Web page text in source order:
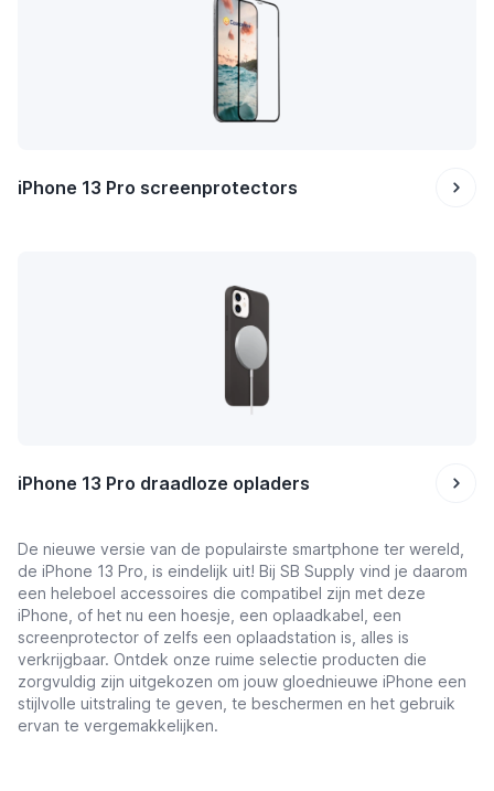
iPhone 13 Pro screenprotectors
iPhone 13 Pro draadloze opladers
De nieuwe versie van de populairste smartphone ter wereld,
de iPhone 13 Pro, is eindelijk uit! Bij SB Supply vind je daarom
een heleboel accessoires die compatibel zijn met deze
iPhone, of het nu een hoesje, een oplaadkabel, een
screenprotector of zelfs een oplaadstation is, alles is
verkrijgbaar. Ontdek onze ruime selectie producten die
zorgvuldig zijn uitgekozen om jouw gloednieuwe iPhone een
stijlvolle uitstraling te geven, te beschermen en het gebruik
ervan te vergemakkelijken.